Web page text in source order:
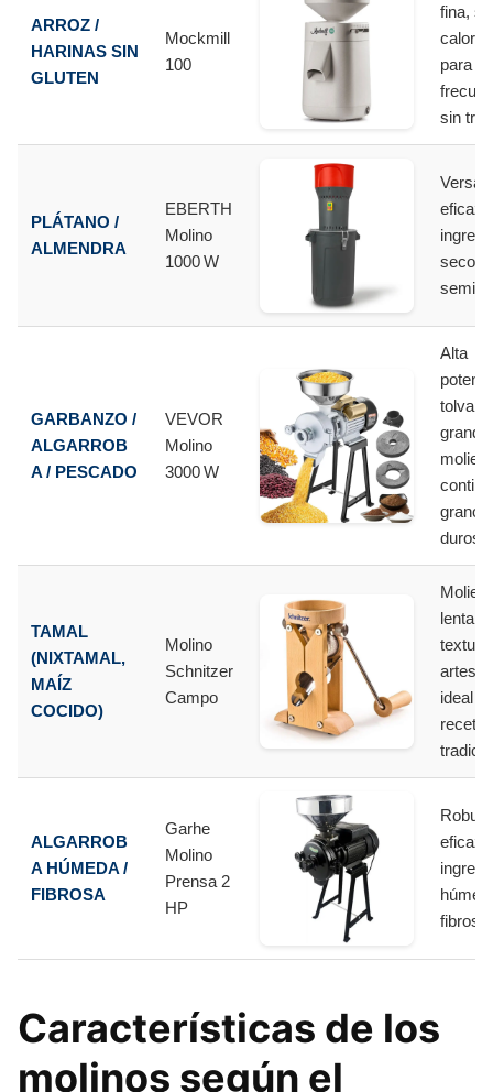
ARROZ /
HARINAS SIN
GLUTEN
Mockmill
100
fina,
calor,
para
sin
PLÁTANO /
ALMENDRA
EBERTH
Molino
1000 W
eficaz
secos
GARBANZO /
ALGARROB
A / PESCADO
VEVOR
Molino
3000 W
Alta
tolva
grande,
granos
duros
TAMAL
(NIXTAMAL,
MAÍZ
COCIDO)
Molino
Schnitzer
Campo
lenta,
textura
ideal
recetas
ALGARROB
A HÚMEDA /
FIBROSA
Garhe
Molino
Prensa 2
HP
eficaz
Características de los
molinos según el